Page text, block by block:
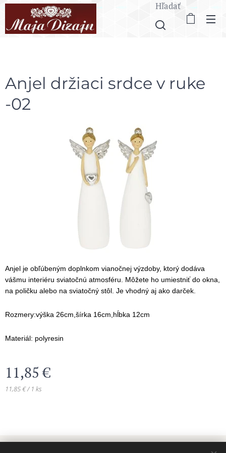
Hľadať
Anjel držiaci srdce v ruke
-02
Anjel je obľúbeným doplnkom vianočnej výzdoby, ktorý dodáva
vášmu interiéru sviatočnú atmosféru. Môžete ho umiestniť do okna,
na poličku alebo na sviatočný stôl. Je vhodný aj ako darček.
Rozmery:výška 26cm,šírka 16cm,hĺbka 12cm
Materiál: polyresin
11,85€
11,85 € / 1 ks